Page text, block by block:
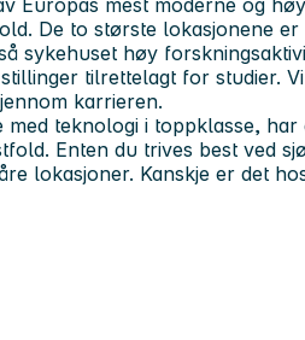
De to største lokasjonene
sykehuset høy
tilrettelagt for studier.
karrieren.
med teknologi i toppklasse,
Enten du trives best ved
lokasjoner. Kanskje er det